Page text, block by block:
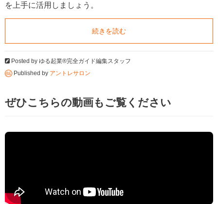
を上手に活用しましょう。
続きを読む
Posted by ゆる起業®完全ガイド編集スタッフ
Published by アントレサロン
ぜひこちらの動画もご覧ください